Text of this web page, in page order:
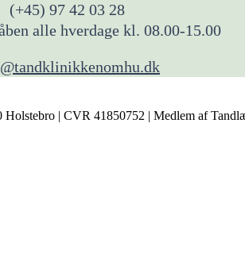
(+45) 97 42 03 28
alle hverdage kl. 08.00-15.00
86D, 7500 Holstebro | CVR